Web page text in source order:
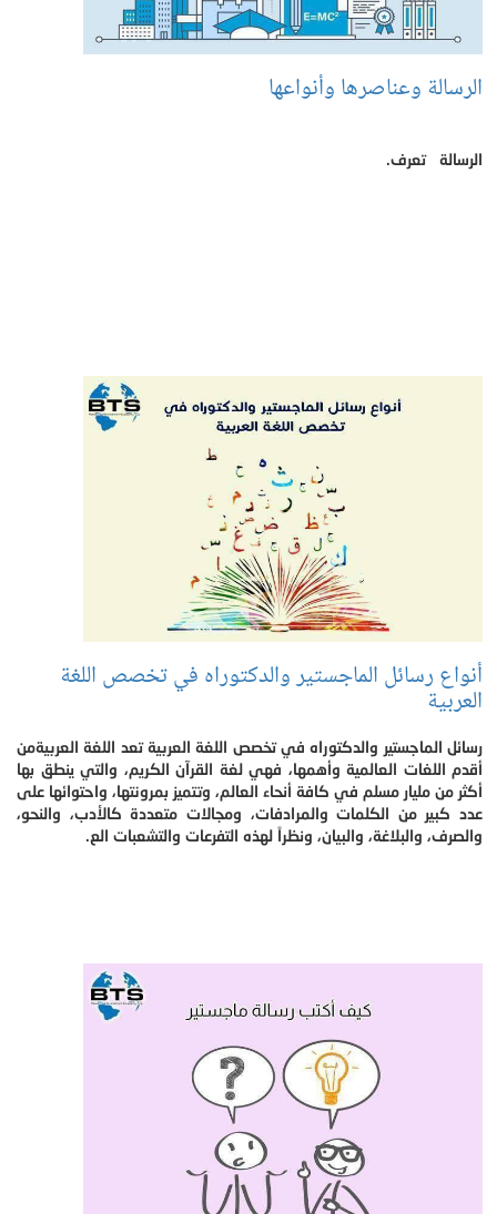
الرسالة وعناصرها وأنواعها
الرسالة تعرف.
أنواع رسائل الماجستير والدكتوراه في تخصص اللغة
العربية
رسائل الماجستير والدكتوراه في تخصص اللغة العربية تعد اللغة العربيةمن
أقدم اللغات العالمية وأهمها، فهي لغة القرآن الكريم، والتي ينطق بها
أكثر من مليار مسلم في كافة أنحاء العالم، وتتميز بمرونتها، واحتوائها على
عدد كبير من الكلمات والمرادفات، ومجالات متعددة كالأدب، والنحو،
والصرف، والبلاغة، والبيان، ونظراً لهذه التفرعات والتشعبات الع.